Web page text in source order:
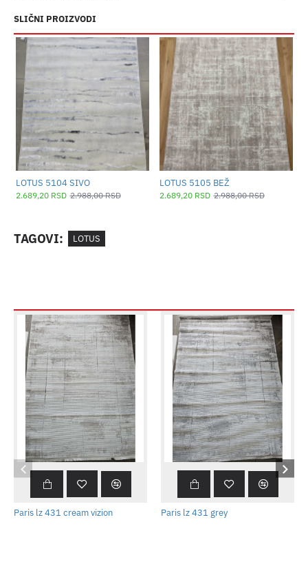
SLIČNI PROIZVODI
LOTUS 5104 SIVO
2.689,20 RSD 2.988,00 RSD
LOTUS 5105 BEŽ
2.689,20 RSD 2.988,00 RSD
TAGOVI: LOTUS
Paris lz 431 cream vizion Paris lz 431 grey